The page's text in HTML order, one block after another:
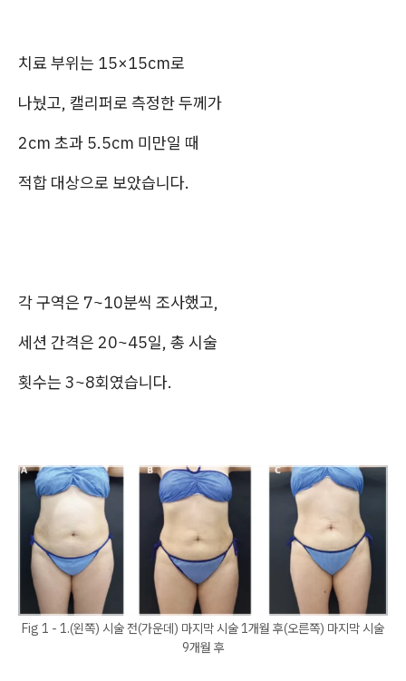
치료 부위는 15×15cm로
나눴고, 캘리퍼로 측정한 두께가
2cm 초과 5.5cm 미만일 때
적합 대상으로 보았습니다.
각 구역은 7~10분씩 조사했고,
세션 간격은 20~45일, 총 시술
횟수는 3~8회였습니다.
Fig 1 - 1.(왼쪽) 시술 전(가운데) 마지막 시술 1개월 후(오른쪽) 마지막 시술
9개월 후